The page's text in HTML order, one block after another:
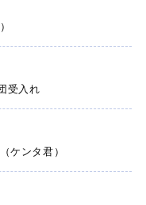
受入れ
ケンタ君）